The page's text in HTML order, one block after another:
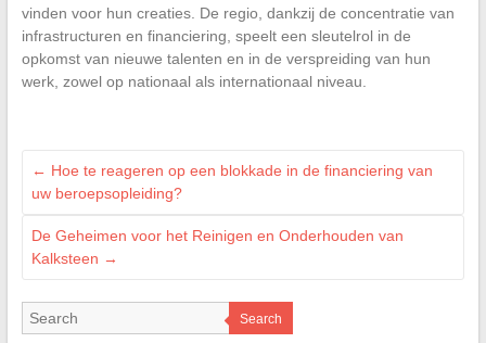
vinden voor hun creaties. De regio, dankzij de concentratie van
infrastructuren en financiering, speelt een sleutelrol in de
opkomst van nieuwe talenten en in de verspreiding van hun
werk, zowel op nationaal als internationaal niveau.
← Hoe te reageren op een blokkade in de financiering van
uw beroepsopleiding?
De Geheimen voor het Reinigen en Onderhouden van
Kalksteen →
Search